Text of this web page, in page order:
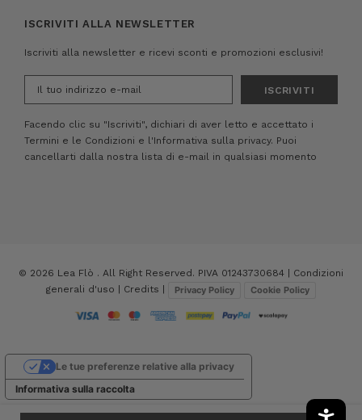
ISCRIVITI ALLA NEWSLETTER
Iscriviti alla newsletter e ricevi sconti e promozioni esclusivi!
Facendo clic su "Iscriviti", dichiari di aver letto e accettato i
Termini e le Condizioni e l'Informativa sulla privacy. Puoi
cancellarti dalla nostra lista di e-mail in qualsiasi momento
© 2026 Lea Flò . All Right Reserved. PIVA 01243730684 | Condizioni
generali d'uso
Credits Privacy Policy Cookie Policy
Informativa sulla raccolta
Le tue preferenze relative alla privacy